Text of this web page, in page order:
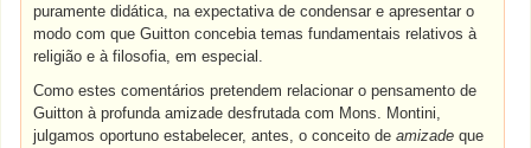
puramente didática, na expectativa de condensar e apresentar o
modo com que Guitton concebia temas fundamentais relativos à
religião e à filosofia, em especial.
Como estes comentários pretendem relacionar o pensamento de
Guitton à profunda amizade desfrutada com Mons. Montini,
julgamos oportuno estabelecer, antes, o conceito deamizadeque